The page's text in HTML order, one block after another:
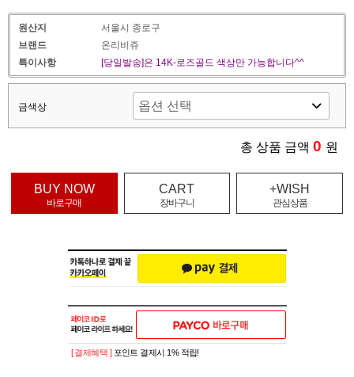
원산지
서울시 종로구
브랜드
온리비쥬
특이사항
[당일발송]은 14K-로즈골드 색상만 가능합니다^^
금색상
총 상품 금액 0 원
BUY NOW
바로구매
CART
장바구니
+WISH
관심상품
[ 결제혜택 ] 포인트 결제시 1% 적립!